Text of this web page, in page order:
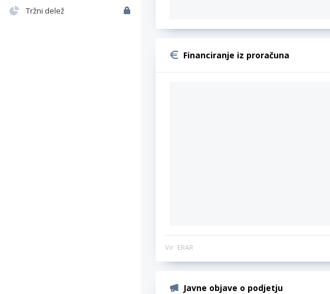
Tržni delež
Financiranje iz proračuna
Vir: ERAR
Javne objave o podjetju